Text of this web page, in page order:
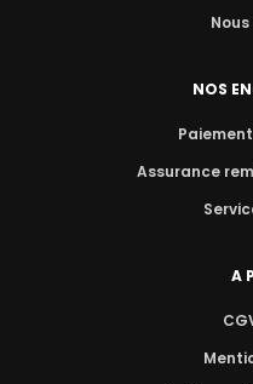
NOS
Assurance
A